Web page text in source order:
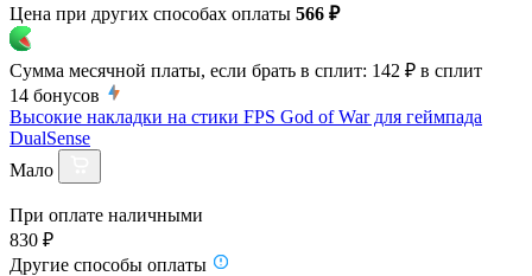
Цена при других способах оплаты 566 ₽
Сумма месячной платы, если брать в сплит: 142 ₽ в сплит
14 бонусов
Высокие накладки на стики FPS God of War для геймпада
DualSense
Мало
При оплате наличными
830 ₽
Другие способы оплаты